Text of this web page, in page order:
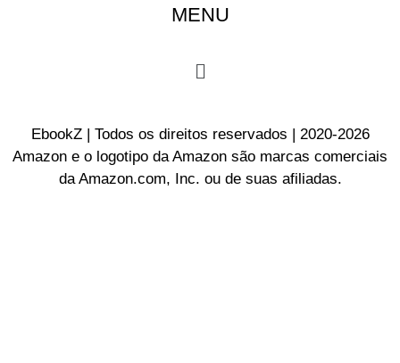
MENU
EbookZ | Todos os direitos reservados | 2020-2026
Amazon e o logotipo da Amazon são marcas comerciais
da Amazon.com, Inc. ou de suas afiliadas.